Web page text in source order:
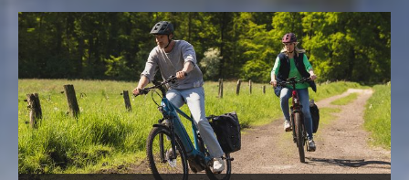
Vélos
tout
chemin
VTC
électriques
avec
suspension
intégrale